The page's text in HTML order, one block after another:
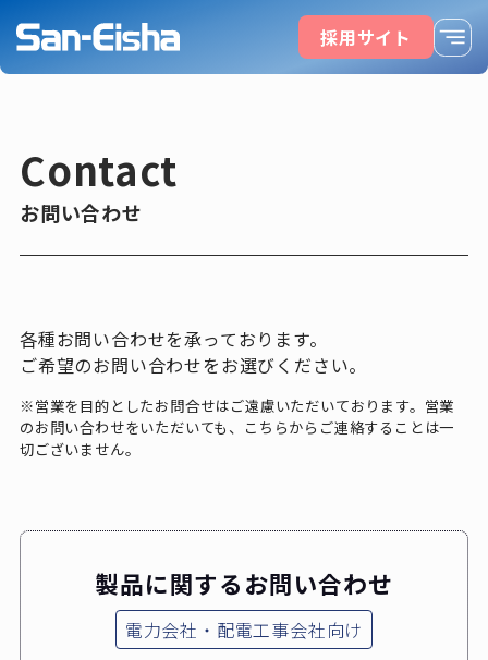
採用サイト
Contact
お問い合わせ
各種お問い合わせを承っております。
ご希望のお問い合わせをお選びください。
※営業を目的としたお問合せはご遠慮いただいております。 営業
のお問い合わせをいただいても、こちらからご連絡することは一
切ございません。
製品に関するお問い合わせ
電力会社・配電工事会社向け